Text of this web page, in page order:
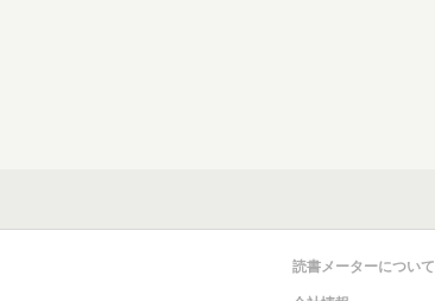
読書メーターについて